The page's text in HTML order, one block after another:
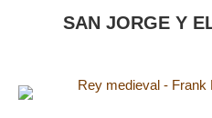
SAN JORGE Y